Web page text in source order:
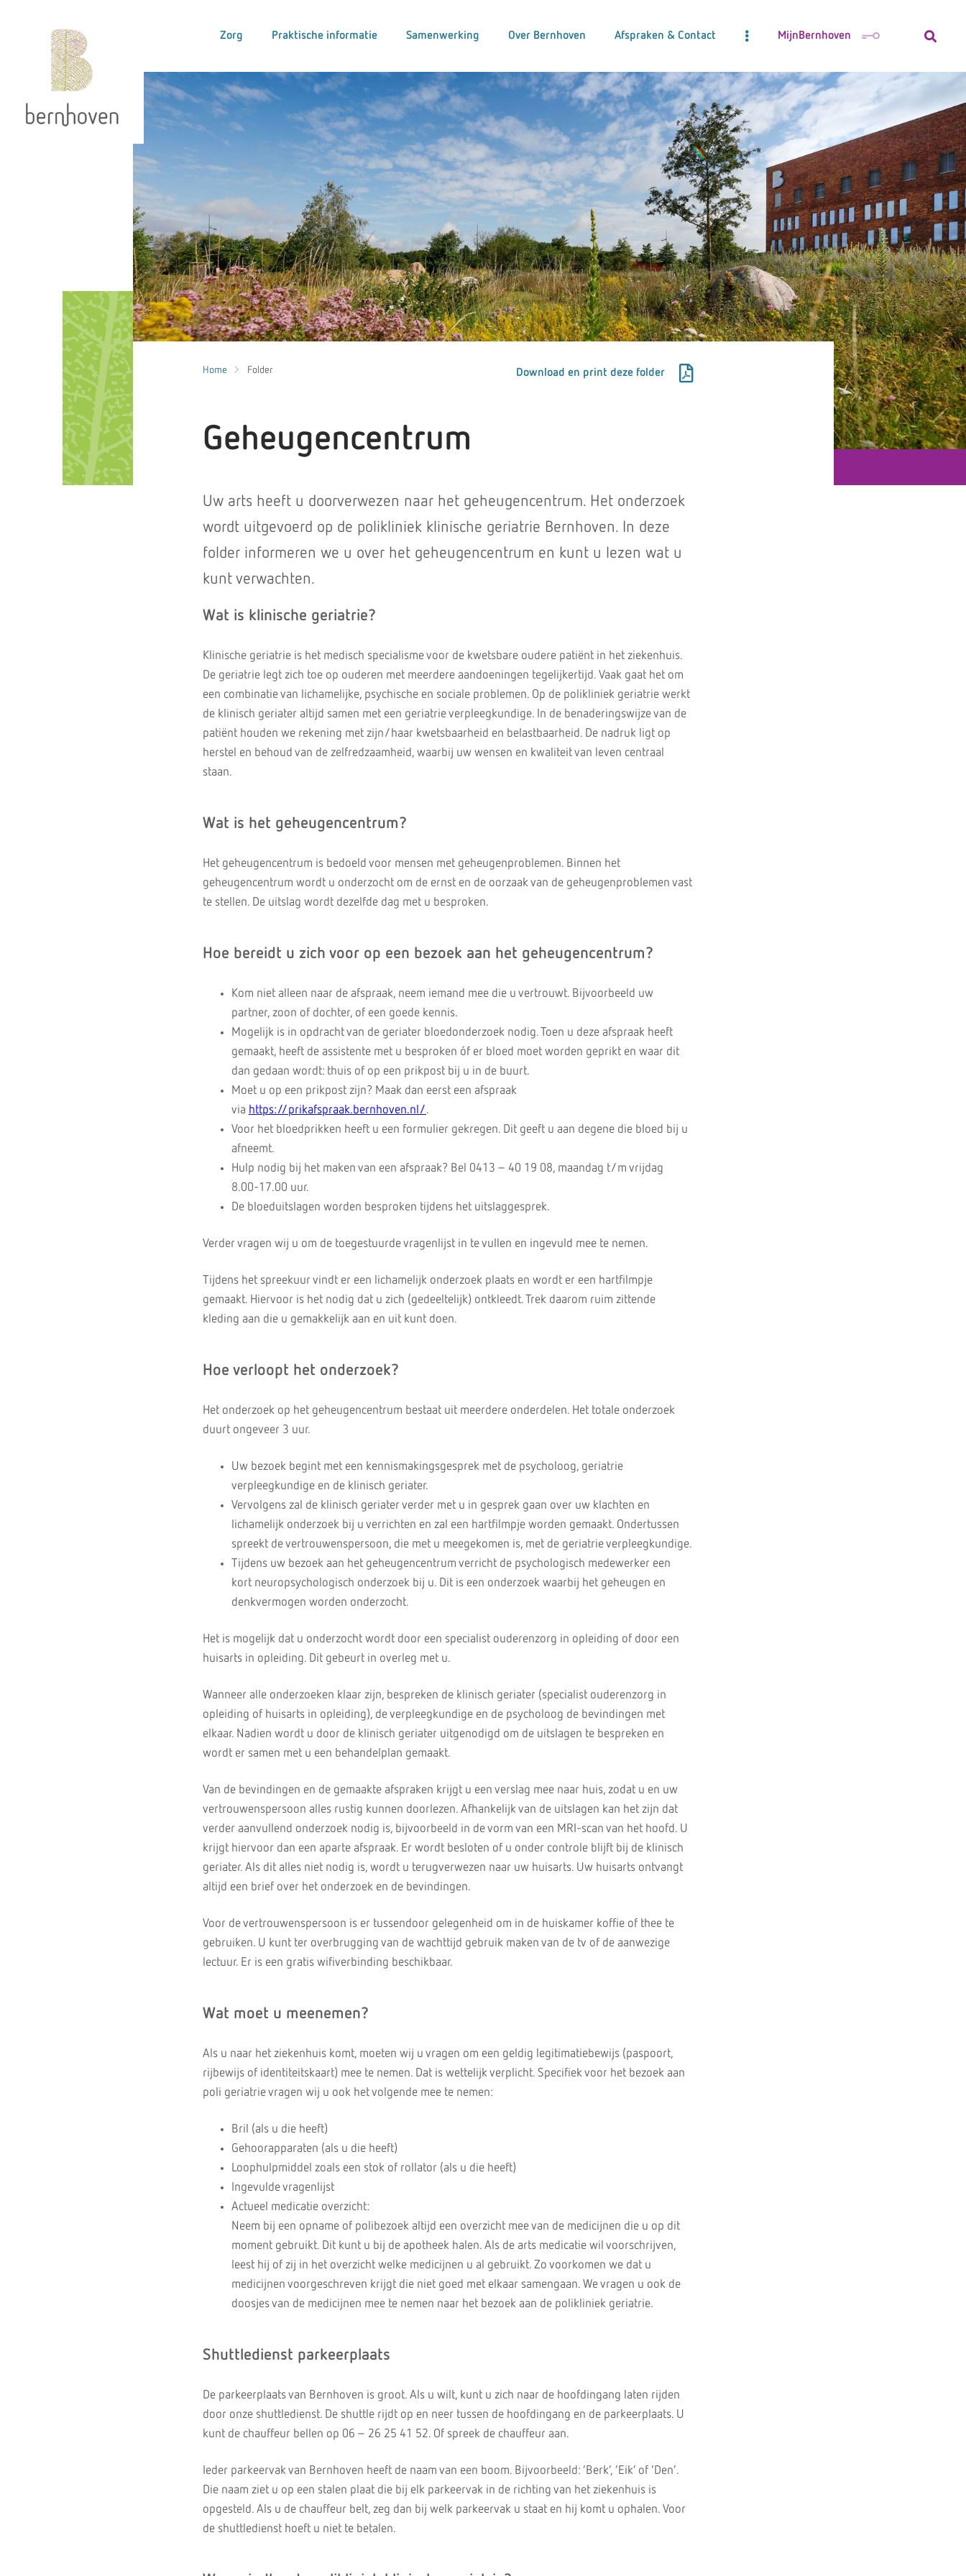
Zorg Praktische informatie Samenwerking Over Bernhoven Afspraken & Contact MijnBernhoven
Home Folder Download en print deze folder
Geheugencentrum
Uw arts heeft u doorverwezen naar het geheugencentrum. Het onderzoek
wordt uitgevoerd op de polikliniek klinische geriatrie Bernhoven. In deze
folder informeren we u over het geheugencentrum en kunt u lezen wat u
kunt verwachten.
Wat is klinische geriatrie?
Klinische geriatrie is het medisch specialisme voor de kwetsbare oudere patiënt in het ziekenhuis.
De geriatrie legt zich toe op ouderen met meerdere aandoeningen tegelijkertijd. Vaak gaat het om
een combinatie van lichamelijke, psychische en sociale problemen. Op de polikliniek geriatrie werkt
de klinisch geriater altijd samen met een geriatrie verpleegkundige. In de benaderingswijze van de
patiënt houden we rekening met zijn/haar kwetsbaarheid en belastbaarheid. De nadruk ligt op
herstel en behoud van de zelfredzaamheid, waarbij uw wensen en kwaliteit van leven centraal
staan.
Wat is het geheugencentrum?
Het geheugencentrum is bedoeld voor mensen met geheugenproblemen. Binnen het
geheugencentrum wordt u onderzocht om de ernst en de oorzaak van de geheugenproblemen vast
te stellen. De uitslag wordt dezelfde dag met u besproken.
Hoe bereidt u zich voor op een bezoek aan het geheugencentrum?
Kom niet alleen naar de afspraak, neem iemand mee die u vertrouwt. Bijvoorbeeld uw
partner, zoon of dochter, of een goede kennis.
Mogelijk is in opdracht van de geriater bloedonderzoek nodig. Toen u deze afspraak heeft
gemaakt, heeft de assistente met u besproken óf er bloed moet worden geprikt en waar dit
dan gedaan wordt: thuis of op een prikpost bij u in de buurt.
Moet u op een prikpost zijn? Maak dan eerst een afspraak
via https://prikafspraak.bernhoven.nl/.
Voor het bloedprikken heeft u een formulier gekregen. Dit geeft u aan degene die bloed bij u
afneemt.
Hulp nodig bij het maken van een afspraak? Bel 0413 – 40 19 08, maandag t/m vrijdag
8.00-17.00 uur.
De bloeduitslagen worden besproken tijdens het uitslaggesprek.
Verder vragen wij u om de toegestuurde vragenlijst in te vullen en ingevuld mee te nemen.
Tijdens het spreekuur vindt er een lichamelijk onderzoek plaats en wordt er een hartfilmpje
gemaakt. Hiervoor is het nodig dat u zich (gedeeltelijk) ontkleedt. Trek daarom ruim zittende
kleding aan die u gemakkelijk aan en uit kunt doen.
Hoe verloopt het onderzoek?
Het onderzoek op het geheugencentrum bestaat uit meerdere onderdelen. Het totale onderzoek
duurt ongeveer 3 uur.
Uw bezoek begint met een kennismakingsgesprek met de psycholoog, geriatrie
verpleegkundige en de klinisch geriater.
Vervolgens zal de klinisch geriater verder met u in gesprek gaan over uw klachten en
lichamelijk onderzoek bij u verrichten en zal een hartfilmpje worden gemaakt. Ondertussen
spreekt de vertrouwenspersoon, die met u meegekomen is, met de geriatrie verpleegkundige.
Tijdens uw bezoek aan het geheugencentrum verricht de psychologisch medewerker een
kort neuropsychologisch onderzoek bij u. Dit is een onderzoek waarbij het geheugen en
denkvermogen worden onderzocht.
Het is mogelijk dat u onderzocht wordt door een specialist ouderenzorg in opleiding of door een
huisarts in opleiding. Dit gebeurt in overleg met u.
Wanneer alle onderzoeken klaar zijn, bespreken de klinisch geriater (specialist ouderenzorg in
opleiding of huisarts in opleiding), de verpleegkundige en de psycholoog de bevindingen met
elkaar. Nadien wordt u door de klinisch geriater uitgenodigd om de uitslagen te bespreken en
wordt er samen met u een behandelplan gemaakt.
Van de bevindingen en de gemaakte afspraken krijgt u een verslag mee naar huis, zodat u en uw
vertrouwenspersoon alles rustig kunnen doorlezen. Afhankelijk van de uitslagen kan het zijn dat
verder aanvullend onderzoek nodig is, bijvoorbeeld in de vorm van een MRI-scan van het hoofd. U
krijgt hiervoor dan een aparte afspraak. Er wordt besloten of u onder controle blijft bij de klinisch
geriater. Als dit alles niet nodig is, wordt u terugverwezen naar uw huisarts. Uw huisarts ontvangt
altijd een brief over het onderzoek en de bevindingen.
Voor de vertrouwenspersoon is er tussendoor gelegenheid om in de huiskamer koffie of thee te
gebruiken. U kunt ter overbrugging van de wachttijd gebruik maken van de tv of de aanwezige
lectuur. Er is een gratis wifiverbinding beschikbaar.
Wat moet u meenemen?
Als u naar het ziekenhuis komt, moeten wij u vragen om een geldig legitimatiebewijs (paspoort,
rijbewijs of identiteitskaart) mee te nemen. Dat is wettelijk verplicht. Specifiek voor het bezoek aan
poli geriatrie vragen wij u ook het volgende mee te nemen:
Bril (als u die heeft)
Gehoorapparaten (als u die heeft)
Loophulpmiddel zoals een stok of rollator (als u die heeft)
Ingevulde vragenlijst
Actueel medicatie overzicht:
Neem bij een opname of polibezoek altijd een overzicht mee van de medicijnen die u op dit
moment gebruikt. Dit kunt u bij de apotheek halen. Als de arts medicatie wil voorschrijven,
leest hij of zij in het overzicht welke medicijnen u al gebruikt. Zo voorkomen we dat u
medicijnen voorgeschreven krijgt die niet goed met elkaar samengaan. We vragen u ook de
doosjes van de medicijnen mee te nemen naar het bezoek aan de polikliniek geriatrie.
Shuttledienst parkeerplaats
De parkeerplaats van Bernhoven is groot. Als u wilt, kunt u zich naar de hoofdingang laten rijden
door onze shuttledienst. De shuttle rijdt op en neer tussen de hoofdingang en de parkeerplaats. U
kunt de chauffeur bellen op 06 – 26 25 41 52. Of spreek de chauffeur aan.
Ieder parkeervak van Bernhoven heeft de naam van een boom. Bijvoorbeeld: ‘Berk’, ‘Eik’ of ‘Den’.
Die naam ziet u op een stalen plaat die bij elk parkeervak in de richting van het ziekenhuis is
opgesteld. Als u de chauffeur belt, zeg dan bij welk parkeervak u staat en hij komt u ophalen. Voor
de shuttledienst hoeft u niet te betalen.